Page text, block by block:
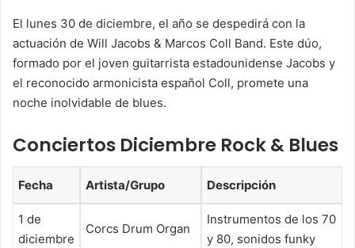
El lunes 30 de diciembre, el año se despedirá con la
actuación de Will Jacobs & Marcos Coll Band. Este dúo,
formado por el joven guitarrista estadounidense Jacobs y
el reconocido armonicista español Coll, promete una
noche inolvidable de blues.
Conciertos Diciembre Rock & Blues
Fecha Artista/Grupo Descripción
1 de
diciembre
Corcs Drum Organ
Instrumentos de los 70
y 80, sonidos funky